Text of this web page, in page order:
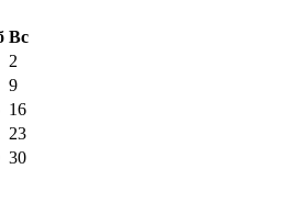
Вс
2
9
16
23
30